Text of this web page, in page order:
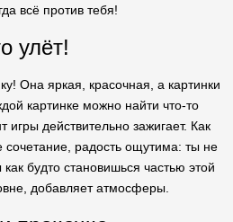
всё против тебя!
улёт!
Она яркая, красочная, а картинки
картинке можно найти что-то
игры действительно зажигает. Как
сочетание, радость ощутима: ты не
будто становишься частью этой
добавляет атмосферы.